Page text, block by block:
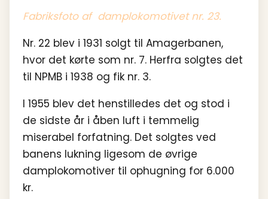
Fabriksfoto af damplokomotivet nr. 23.
Nr. 22 blev i 1931 solgt til Amagerbanen,
hvor det kørte som nr. 7. Herfra solgtes det
til NPMB i 1938 og fik nr. 3.
I 1955 blev det henstilledes det og stod i
de sidste år i åben luft i temmelig
miserabel forfatning. Det solgtes ved
banens lukning ligesom de øvrige
damplokomotiver til ophugning for 6.000
kr.